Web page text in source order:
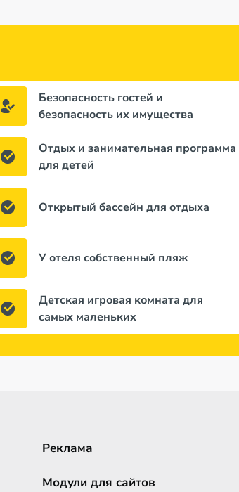
Безопасность гостей и
безопасность их имущества
Отдых и занимательная программа
для детей
Открытый бассейн для отдыха
У отеля собственный пляж
Детская игровая комната для
самых маленьких
Реклама
Модули для сайтов